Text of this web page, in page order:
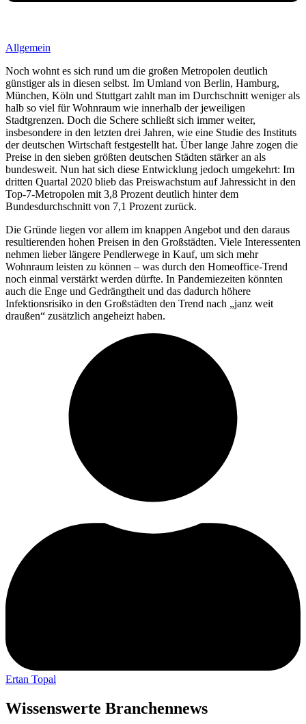
Allgemein
Noch wohnt es sich rund um die großen Metropolen deutlich
günstiger als in diesen selbst. Im Umland von Berlin, Hamburg,
München, Köln und Stuttgart zahlt man im Durchschnitt weniger als
halb so viel für Wohnraum wie innerhalb der jeweiligen
Stadtgrenzen. Doch die Schere schließt sich immer weiter,
insbesondere in den letzten drei Jahren, wie eine Studie des Instituts
der deutschen Wirtschaft festgestellt hat. Über lange Jahre zogen die
Preise in den sieben größten deutschen Städten stärker an als
bundesweit. Nun hat sich diese Entwicklung jedoch umgekehrt: Im
dritten Quartal 2020 blieb das Preiswachstum auf Jahressicht in den
Top-7-Metropolen mit 3,8 Prozent deutlich hinter dem
Bundesdurchschnitt von 7,1 Prozent zurück.
Die Gründe liegen vor allem im knappen Angebot und den daraus
resultierenden hohen Preisen in den Großstädten. Viele Interessenten
nehmen lieber längere Pendlerwege in Kauf, um sich mehr
Wohnraum leisten zu können – was durch den Homeoffice-Trend
noch einmal verstärkt werden dürfte. In Pandemiezeiten könnten
auch die Enge und Gedrängtheit und das dadurch höhere
Infektionsrisiko in den Großstädten den Trend nach „janz weit
draußen“ zusätzlich angeheizt haben.
Ertan Topal
Wissenswerte Branchennews